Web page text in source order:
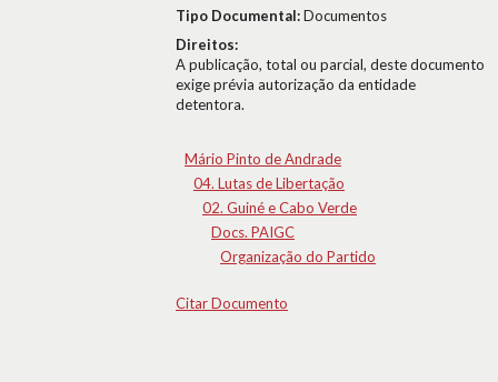
Tipo Documental:Documentos
Direitos:
A publicação, total ou parcial, deste documento
exige prévia autorização da entidade
detentora.
Mário Pinto de Andrade
04. Lutas de Libertação
02. Guiné e Cabo Verde
Docs. PAIGC
Organização do Partido
Citar Documento